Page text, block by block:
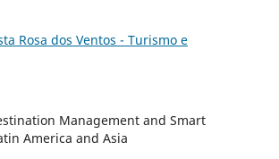
Rosa dos Ventos - Turismo e
Management and Smart
America and Asia